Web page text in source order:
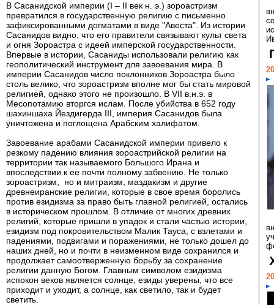
В Сасанидской империи (I – II век н. э.) зороастризм
превратился в государственную религию с письменно
зафиксированными догматами в виде "Авеста". Из истории
Сасанидов видно, что его правители связывают культ света
и огня Зороастра с идеей имперской государственности.
Впервые в истории, Сасаниды использовали религию как
геополитический инструмент для завоевания мира. В
империи Сасанидов число поклонников Зороастра было
столь велико, что зороастризм вполне мог бы стать мировой
религией, однако этого не произошло. В VII в.н.э. в
Месопотамию вторгся ислам. После убийства в 652 году
шахиншаха Йездигерда III, империя Сасанидов была
уничтожена и поглощена Арабским халифатом.
Завоевание арабами Сасанидской империи привело к
резкому падению влияния зороастрийской религии на
территории так называемого Большого Ирана и
впоследствии к ее почти полному забвению. Не только
зороастризм, но и митраизм, маздакизм и другие
древнеиранские религии, которые в свое время боролись
против езидизма за право быть главной религией, остались
в историческом прошлом. В отличие от многих древних
религий, которые пришли в упадок и стали частью истории,
езидизм под покровительством Малик Тауса, с взлетами и
падениями, подвигами и поражениями, не только дошел до
наших дней, но и почти в неизменном виде сохранился и
продолжает самоотверженную борьбу за сохранение
религии данную Богом. Главным символом езидизма
испокон веков является солнце, езиды уверены, что все
приходит и уходит, а солнце, как светило, так и будет
светить.